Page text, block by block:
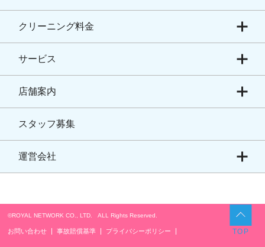
クリーニング料金
サービス
店舗案内
スタッフ募集
運営会社
©ROYAL NETWORK CO., LTD. ALL Rights Reserved.​
お問い合わせ 事故賠償基準 プライバシーポリシー